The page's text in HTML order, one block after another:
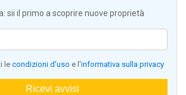
sii il primo a scoprire nuove proprietà
lecondizioni d'uso e l'informativa sulla privacy
Ricevi avvisi